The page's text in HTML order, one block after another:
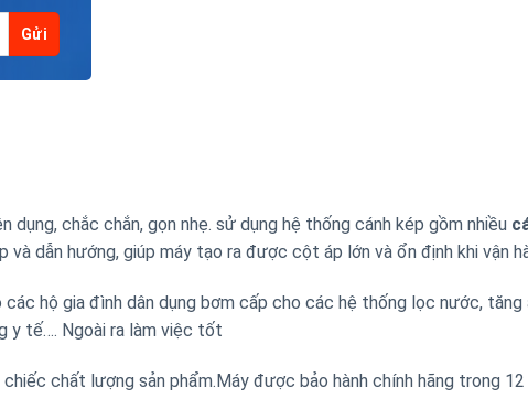
chắc chắn, gọn nhẹ. sử dụng hệ thống cánh kép gồm nhiều
dẫn hướng, giúp máy tạo ra được cột áp lớn và ổn định khi vận
hộ gia đình dân dụng bơm cấp cho các hệ thống lọc nước,
y tế…. Ngoài ra làm việc tốt
chất lượng sản phẩm.Máy được bảo hành chính hãng trong